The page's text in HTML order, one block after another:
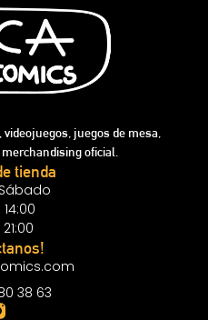
juegos de mesa,
oficial.
tienda
38 63